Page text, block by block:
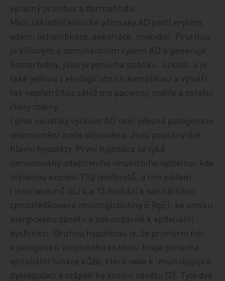
výrazný pruritus a dermatitida.
Mezi základní klinické příznaky AD patří erytém,
edém, lichenifikace, exkoriace, mokvání. Pruritus
je klíčovým a dominantním rysem AD a generuje
komorbidity, jako je porucha spánku, úzkost, a je
také jednou z etiologií očních komplikací a vytváří
tak nepřetržitou zátěž pro pacienty, rodiče a ostatní
členy rodiny.
I přes neustálý výzkum AD není přesná patogeneze
onemocnění zcela objasněna. Jsou popsány dvě
hlavní hypotézy. První hypotéza se týká
nerovnováhy adaptivního imunitního systému, kde
zvýšenou expresí Th2 lymfocytů, a tím pádem
i interleukinů (IL) 4 a 13 dochází k senzibilizaci
zprostředkované imunoglobuliny E (IgE), ke vzniku
alergického zánětu a sekundárně k epiteliální
dysfunkci. Druhou hypotézou je, že primární roli
v patogenezi atopického ekzému hraje porucha
epiteliální funkce kůže, která vede k imunologické
dysregulaci a vzápětí ke vzniku zánětu [2]. Tyto dvě